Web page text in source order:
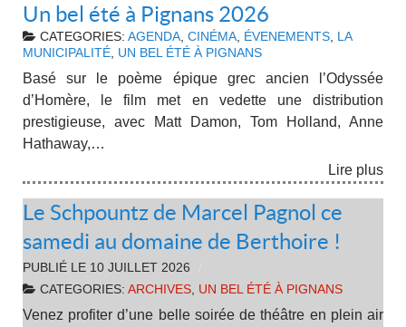
Un bel été à Pignans 2026
CATEGORIES: AGENDA, CINÉMA, ÉVENEMENTS, LA
MUNICIPALITÉ, UN BEL ÉTÉ À PIGNANS
Basé sur le poème épique grec ancien l’Odyssée
d’Homère, le film met en vedette une distribution
prestigieuse, avec Matt Damon, Tom Holland, Anne
Hathaway,…
Lire plus
Le Schpountz de Marcel Pagnol ce
samedi au domaine de Berthoire !
PUBLIÉ LE 10 JUILLET 2026
CATEGORIES: ARCHIVES UN BEL ÉTÉ À PIGNANS
Venez profiter d’une belle soirée de théâtre en plein air